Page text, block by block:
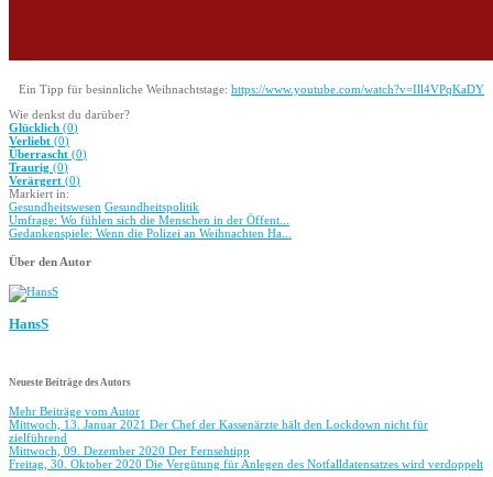
Ein Tipp für besinnliche Weihnachtstage: https://www.youtube.com/watch?v=Ill4VPqKaDY
Wie denkst du darüber?
Glücklich (0)
Verliebt (0)
Überrascht (0)
Traurig (0)
Verärgert (0)
Markiert in:
Gesundheitswesen Gesundheitspolitik
Umfrage: Wo fühlen sich die Menschen in der Öffent...
Gedankenspiele: Wenn die Polizei an Weihnachten Ha...
Über den Autor
HansS
Neueste Beiträge des Autors
Mehr Beiträge vom Autor
Mittwoch, 13. Januar 2021 Der Chef der Kassenärzte hält den Lockdown nicht für
zielführend
Mittwoch, 09. Dezember 2020 Der Fernsehtipp
Freitag, 30. Oktober 2020 Die Vergütung für Anlegen des Not­fall­daten­satzes wird verdoppelt